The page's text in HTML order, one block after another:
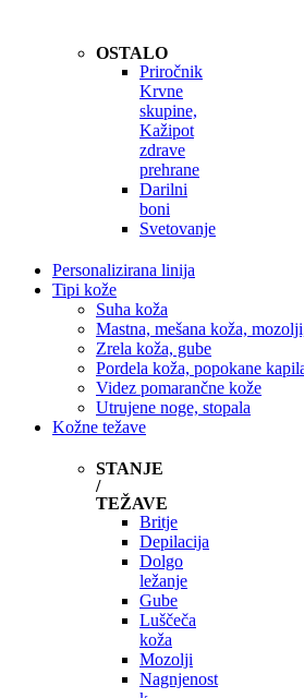
OSTALO
Priročnik
Krvne
skupine,
Kažipot
zdrave
prehrane
Darilni
boni
Svetovanje
Personalizirana linija
Tipi kože
Suha koža
Mastna, mešana koža,
Zrela koža, gube
Pordela koža, popokane
Videz pomarančne kože
Utrujene noge, stopala
Kožne težave
STANJE
/
TEŽAVE
Britje
Depilacija
Dolgo
ležanje
Gube
Luščeča
koža
Mozolji
Nagnjenost